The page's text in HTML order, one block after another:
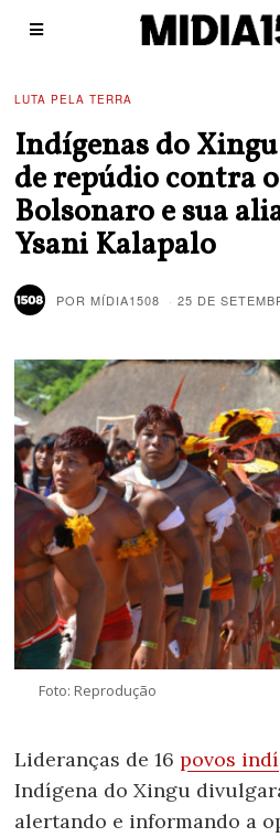
LUTA PELA TERRA
Indígenas do
de repúdio contra
Bolsonaro e sua
Ysani Kalapalo
PORMÍDIA1508 25 DE
Foto: Reprodução
Lideranças de 16povos
Indígena do Xingu
alertando e informando a